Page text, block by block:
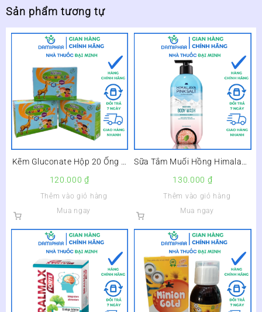
Sản phẩm tương tự
Kẽm Gluconate Hộp 20 Ống –
Đề Kháng –
120.000₫
Thêm vào giỏ hàng
Mua ngay
Sữa Tắm Muối Hồng Himalaya
Khoái Refresh & Clarify Lọ
500g –
130.000 ₫
Thêm vào giỏ hàng
Mua ngay